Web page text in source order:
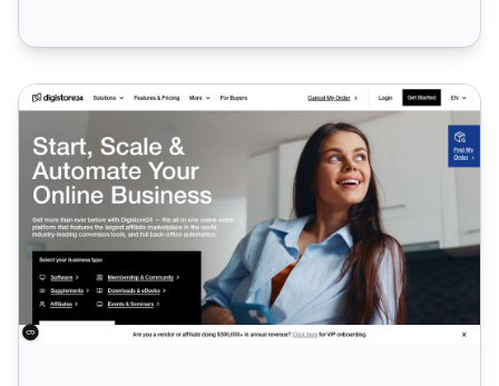
Programa de Afiliados Digistore24